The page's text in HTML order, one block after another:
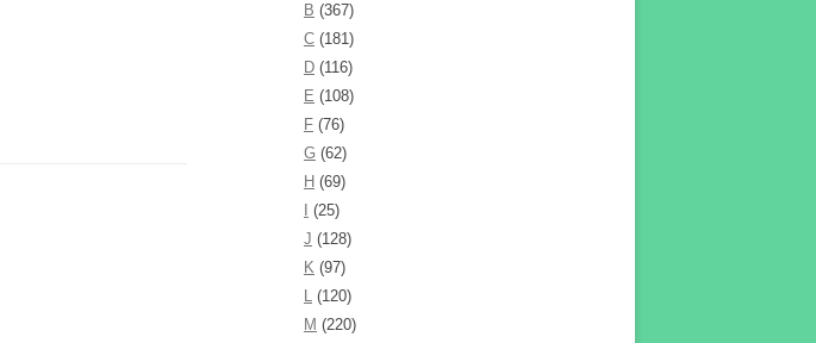
B (367)
C (181)
D (116)
E (108)
F (76)
G (62)
H (69)
(25)
J (128)
K (97)
L (120)
M (220)